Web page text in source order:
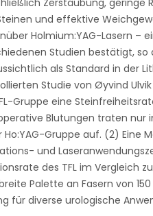
Zerstäubung, geringe
und effektive
Holmium:YAG-Lasern –
Studien bestätigt, so
als Standard in der
Studie von Øyvind
Gruppe eine
Blutungen traten nur
Ho:YAG-Gruppe auf. (2) Eine
und
des TFL im Vergleich
Palette an Fasern von
für diverse urologische